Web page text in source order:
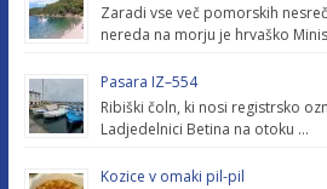
Zaradi vse več pomorskih
nereda na morju je hrvaško
Pasara IZ–554
Ribiški čoln, ki nosi registrsko
Ladjedelnici Betina na otoku …
Kozice v omaki pil-pil